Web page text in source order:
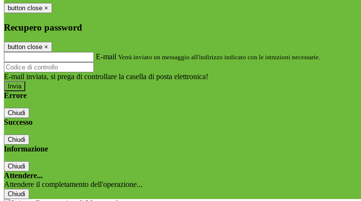
button close ×
Recupero password
button close ×
E-mail Verrà inviato un messaggio all'indirizzo indicato con le istruzioni necessarie.
E-mail inviata, si prega di controllare la casella di posta elettronica!
Errore
Chiudi
Successo
Chiudi
Informazione
Chiudi
Attendere...
Attendere il completamento dell'operazione...
Chiudi